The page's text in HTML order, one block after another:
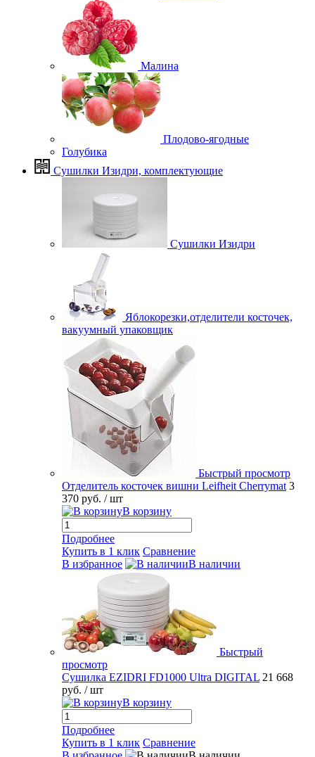
Малина
Плодово-ягодные
Голубика
Сушилки Изидри, комплектующие
Сушилки Изидри
Яблокорезки,отделители косточек,
вакуумный упаковщик
Быстрый просмотр
Отделитель косточек вишни Leifheit Cherrymat 3
370 руб. / шт
В корзину
Подробнее
Купить в 1 клик Сравнение
В избранное
В наличии
Быстрый
просмотр
Сушилка EZIDRI FD1000 Ultra DIGITAL 21 668
руб. / шт
В корзину
Подробнее
Купить в 1 клик Сравнение